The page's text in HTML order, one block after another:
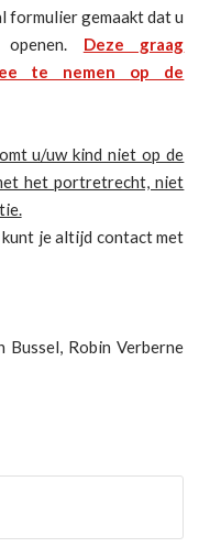
formulier gemaakt dat u
Deze graag
te nemen op de
u/uw kind niet op de
het portretrecht, niet
je altijd contact met
Bussel, Robin Verberne